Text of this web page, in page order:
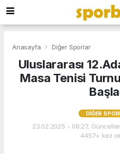
Anasayfa Diğer Sporlar
Uluslararası
Masa Tenisi
DIĞER
23.02.2025 - 08:27,
4457+ kez